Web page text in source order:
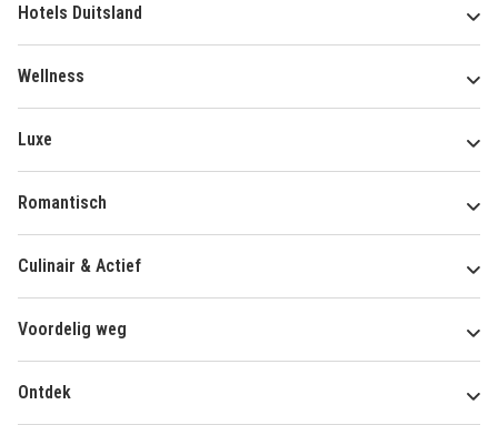
Hotels Duitsland
Wellness
Luxe
Romantisch
Culinair & Actief
Voordelig weg
Ontdek